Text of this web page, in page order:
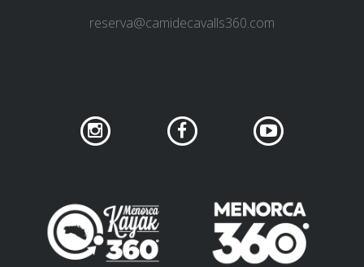
reserva@camidecavalls360.com